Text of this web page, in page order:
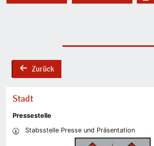
backZurück
Stadt
Pressestelle
Stabsstelle Presse und Präsentation